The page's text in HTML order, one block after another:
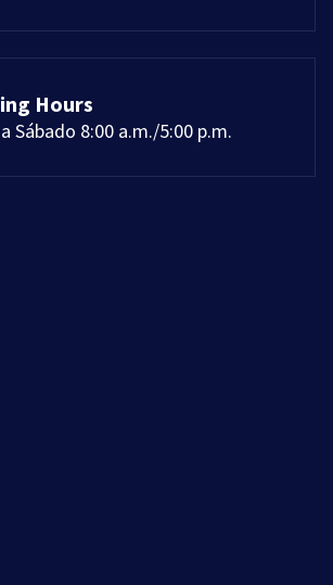
Hours
Sábado 8:00 a.m./5:00 p.m.